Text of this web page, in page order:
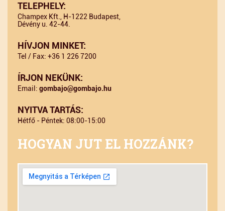
TELEPHELY:
Champex Kft., H-1222 Budapest,
Dévény u. 42-44.
HÍVJON MINKET:
Tel / Fax: +36 1 226 7200
ÍRJON NEKÜNK:
Email: gombajo@gombajo.hu
NYITVA TARTÁS:
Hétfő - Péntek: 08:00-15:00
HOGYAN JUT EL HOZZÁNK?